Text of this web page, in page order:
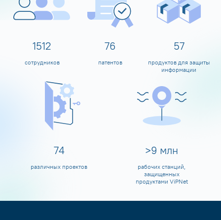
1600
сотрудников
80
патентов
60
продуктов для защиты
информации
80
различных проектов
>10 млн
рабочих станций,
защищенных
продуктами ViPNet